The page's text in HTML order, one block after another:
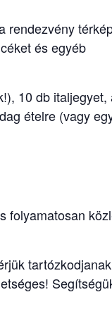
rendezvény
és egyéb
10 db italjegyet,
ételre (vagy
folyamatosan